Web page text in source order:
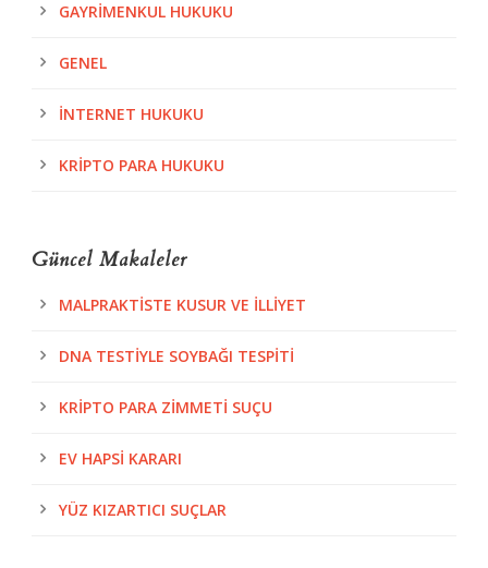
GAYRIMENKUL HUKUKU
GENEL
İNTERNET HUKUKU
KRIPTO PARA HUKUKU
Güncel Makaleler
MALPRAKTISTE KUSUR VE İLLIYET
DNA TESTIYLE SOYBAĞI TESPITI
KRIPTO PARA ZIMMETI SUÇU
EV HAPSI KARARI
YÜZ KIZARTICI SUÇLAR